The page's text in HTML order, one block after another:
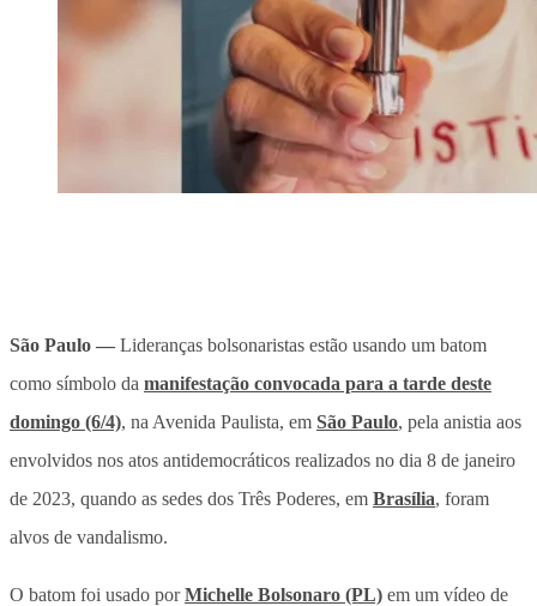
São Paulo — Lideranças bolsonaristas estão usando um batom
como símbolo da manifestação convocada para a tarde deste
domingo (6/4), na Avenida Paulista, em São Paulo, pela anistia aos
envolvidos nos atos antidemocráticos realizados no dia 8 de janeiro
de 2023, quando as sedes dos Três Poderes, em Brasília, foram
alvos de vandalismo.
O batom foi usado porMichelle Bolsonaro (PL) em um vídeo de